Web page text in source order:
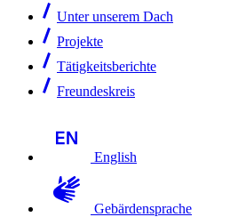
Unter unserem Dach
Projekte
Tätigkeitsberichte
Freundeskreis
English
Gebärdensprache